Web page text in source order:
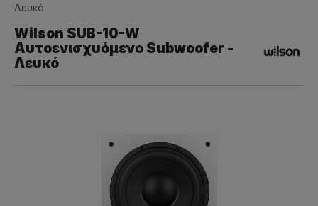
Λευκό
Wilson SUB-10-W
Αυτοενισχυόμενο Subwoofer -
Λευκό